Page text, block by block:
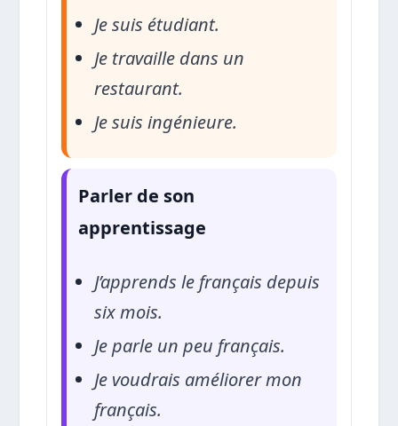
Je suis étudiant.
Je travaille dans un
restaurant.
Je suis ingénieure.
Parler de son
apprentissage
J’apprends le français depuis
six mois.
Je parle un peu français.
Je voudrais améliorer mon
français.